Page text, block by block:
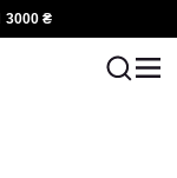
3000 ₴